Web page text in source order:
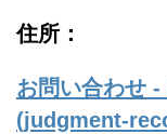
住所：
お問い合わせ
(judgment-